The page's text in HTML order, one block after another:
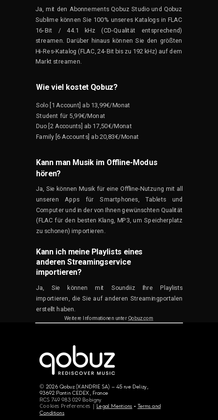
© 2026 Qobuz (XANDRIE SA) – 45 rue Delizy,
93692 Pantin CEDEX, France
RCS 749 983 029 Bobigny
Cookies Preferences | Legal Mentions •
Terms and
Conditions
Kann man Musik im Offline-Modus
hören?
Ja, mit den Abonnements Qobuz Studio und Qobuz
Sublime können Sie 100% unseres Katalogs in FLAC
16-Bit / 44.1 kHz (CD-Qualität entsprechend)
streamen. Darüber hinaus können Sie den größten
Hi-Res-Katalog (FLAC, 24-Bit bis zu 192 kHz) auf dem
Markt streamen.
Ja, Sie können Musik für eine Offline-Nutzung mit all
unseren Apps für Smartphones, Tablets und
Computer und in der von Ihnen gewünschten Qualität
(FLAC für den besten Klang, MP3, um Speicherplatz
zu schonen) importieren.
Kann ich meine Playlists eines
anderen Streamingservice
importieren?
Ja, Sie können mit Soundiiz Ihre Playlists
importieren, die Sie auf anderen Streamingportalen
erstellt haben.
Weitere Informationen unter Qobuz.com
Wie viel kostet Qobuz?
Solo [1 Account] ab 13,99€/Monat
Student für 5,99€/Monat
Duo [2 Accounts] ab 17,50€/Monat
Family [6 Accounts] ab 20,83€/Monat